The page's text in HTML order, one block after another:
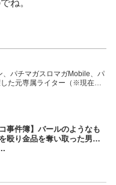
ね。
、パチマガスロマガMobile、パ
た元専属ライター（※現在は
コ事件簿】バールのようなも
殴り金品を奪い取った男の